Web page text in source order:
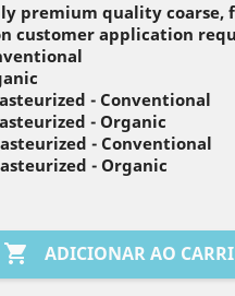
premium quality coarse,
customer application
- Conventional
- Organic
- Conventional
- Organic
 ADICIONAR AO